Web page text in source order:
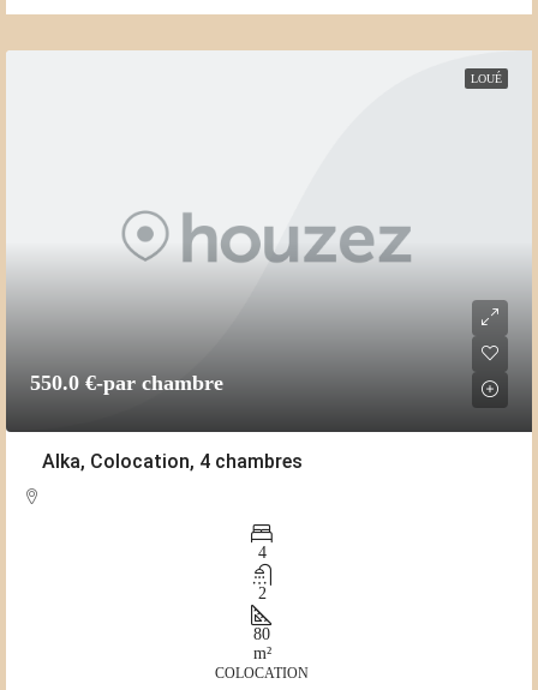
LOUÉ
550.0 €-par chambre
Alka, Colocation, 4 chambres
4
2
80
m²
COLOCATION